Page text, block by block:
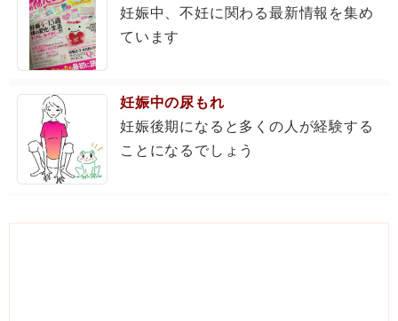
妊娠中、不妊に関わる最新情報を集め
ています
妊娠中の尿もれ
妊娠後期になると多くの人が経験する
ことになるでしょう